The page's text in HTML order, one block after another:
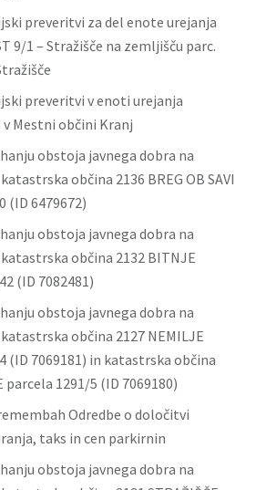
preveritvi za del enote urejanja
9/1 – Stražišče na zemljišču parc.
preveritvi v enoti urejanja
v Mestni občini Kranj
obstoja javnega dobra na
občina 2136 BREG OB SAVI
(ID 6479672)
obstoja javnega dobra na
občina 2132 BITNJE
(ID 7082481)
obstoja javnega dobra na
občina 2127 NEMILJE
(ID 7069181) in katastrska občina
parcela 1291/5 (ID 7069180)
Odredbe o določitvi
taks in cen parkirnin
obstoja javnega dobra na